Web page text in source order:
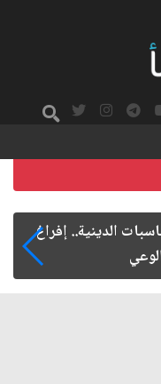
المجتمعية إلى المواطنة